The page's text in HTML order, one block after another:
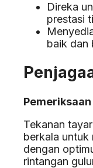
Direka
prestasi
baik dan
Tekanan
berkala untuk
dengan
rintangan